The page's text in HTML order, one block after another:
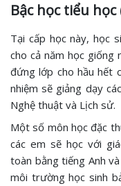
Bậc học tiểu học
Tại cấp học này, học
cho cả năm học
đứng lớp cho hầu hết
nhiệm sẽ giảng dạy
Nghệ thuật và Lịch sử.
Một số môn học đặc
các em sẽ học với
toàn bằng tiếng Anh
môi trường học sinh